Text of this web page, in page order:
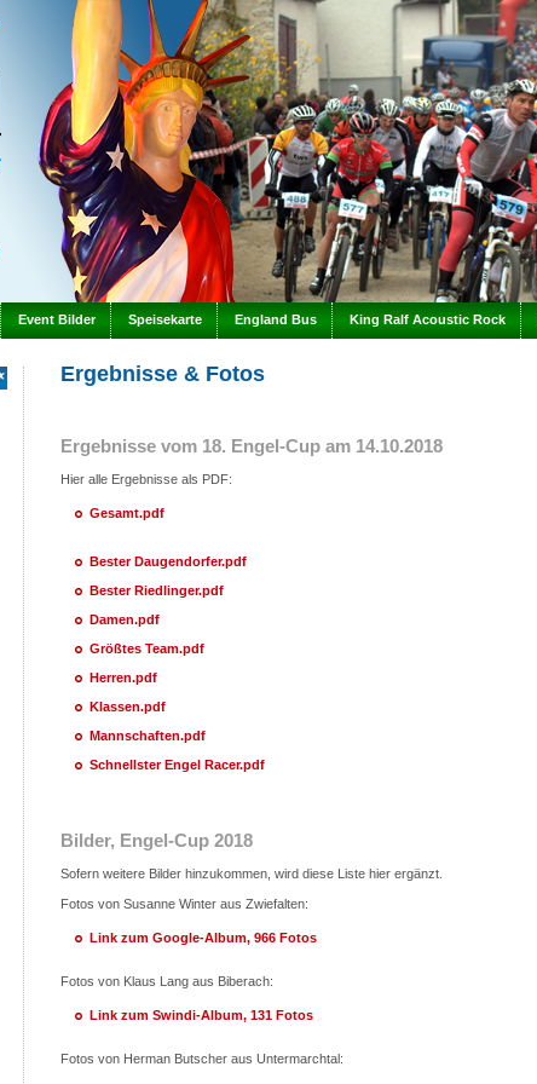
Event Bilder Speisekarte England Bus King Ralf Acoustic Rock
Ergebnisse & Fotos
Ergebnisse vom 18. Engel-Cup am 14.10.2018
Hier alle Ergebnisse als PDF:
Gesamt.pdf
Bester Daugendorfer.pdf
Bester Riedlinger.pdf
Damen.pdf
Größtes Team.pdf
Herren.pdf
Klassen.pdf
Mannschaften.pdf
Schnellster Engel Racer.pdf
Bilder, Engel-Cup 2018
Sofern weitere Bilder hinzukommen, wird diese Liste hier ergänzt.
Fotos von Susanne Winter aus Zwiefalten:
Link zum Google-Album, 966 Fotos
Fotos von Klaus Lang aus Biberach:
Link zum Swindi-Album, 131 Fotos
Fotos von Herman Butscher aus Untermarchtal: